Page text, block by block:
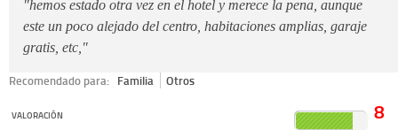
"hemos estado otra vez en el hotel y merece la pena, aunque
este un poco alejado del centro, habitaciones amplias, garaje
gratis, etc,"
Recomendado para: Familia Otros
VALORACIÓN 8